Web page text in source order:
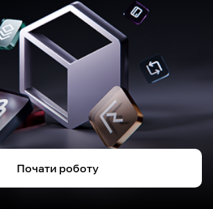
Почати роботу